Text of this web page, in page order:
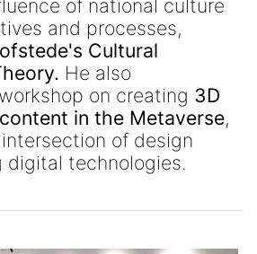
of national culture
and processes,
Cultural
. He also
on creating 3D
in the Metaverse,
of design
digital technologies.